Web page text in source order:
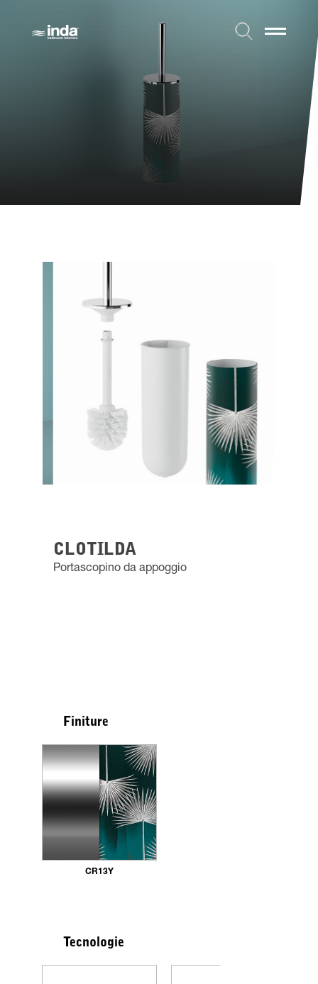
CLOTILDA
Portascopino da appoggio
Finiture
CR13Y
Tecnologie